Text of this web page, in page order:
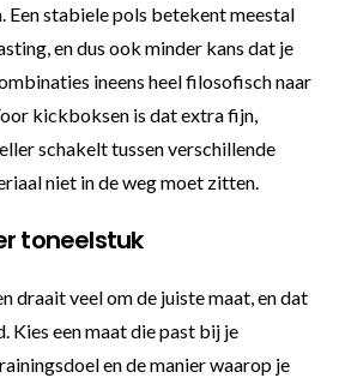
Een stabiele pols betekent meestal
en dus ook minder kans dat je
ineens heel filosofisch naar
kickboksen is dat extra fijn,
schakelt tussen verschillende
niet in de weg moet zitten.
toneelstuk
draait veel om de juiste maat, en dat
Kies een maat die past bij je
en de manier waarop je